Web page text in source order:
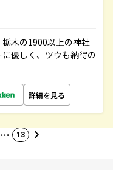
栃木の1900以上の神社
優しく、ツウも納得の
詳細を見る
… 13